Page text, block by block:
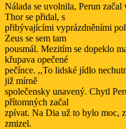
Nálada se uvolnila, Perun
Thor se přidal, s
přibývajícími vyprázdněními
Zeus se sem tam
pousmál. Mezitím se dopeklo
křupava opečené
pečínce. ,,To lidské jídlo
již mírně
společensky unavený. Chytl
přítomných začal
zpívat. Na Dia už to bylo moc,
zmizel.